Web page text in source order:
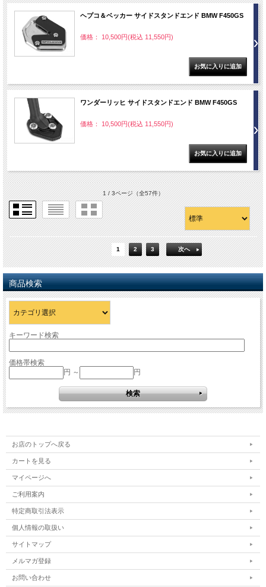
ヘプコ＆ベッカー サイドスタンドエンド BMW F450GS
価格： 10,500円(税込 11,550円)
ワンダーリッヒ サイドスタンドエンド BMW F450GS
価格： 10,500円(税込 11,550円)
1 / 3ページ（全57件）
1 2 3 次へ
商品検索
キーワード検索
価格帯検索
円 ～
円
お店のトップへ戻る
カートを見る
マイページへ
ご利用案内
特定商取引法表示
個人情報の取扱い
サイトマップ
メルマガ登録
お問い合わせ